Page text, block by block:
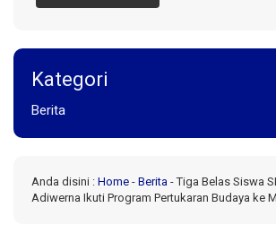
Kategori
Berita
Anda disini : Home - Berita -Tiga Belas Siswa
Adiwerna Ikuti Program Pertukaran Budaya ke